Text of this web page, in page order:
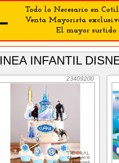
Todo lo Necesario en
Venta Mayorista
El mayor surtido
LINEA INFANTIL
23409200